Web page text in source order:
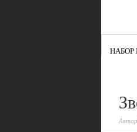
НАБОР
Автор